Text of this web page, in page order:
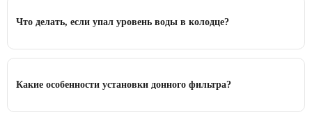
Что делать, если упал уровень воды в колодце?
Какие особенности установки донного фильтра?